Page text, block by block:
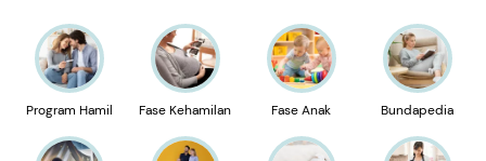
Program Hamil Fase Kehamilan Fase Anak Bundapedia